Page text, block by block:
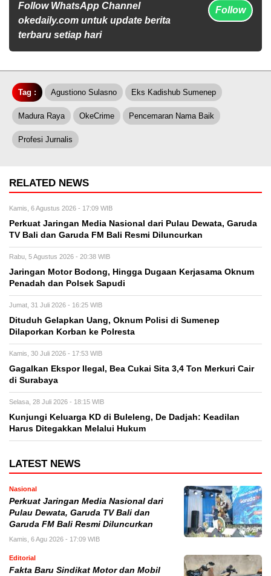
Follow WhatsApp Channel
okedaily.com untuk update berita
terbaru setiap hari
Follow
Tag : Agustiono Sulasno Eks Kadishub Sumenep
Madura Raya OkeCrime Pencemaran Nama Baik
Profesi Jurnalis
RELATED NEWS
Kamis, 6 Agustus 2026 - 17:09 WIB
Perkuat Jaringan Media Nasional dari Pulau Dewata, Garuda
TV Bali dan Garuda FM Bali Resmi Diluncurkan
Rabu, 5 Agustus 2026 - 20:38 WIB
Jaringan Motor Bodong, Hingga Dugaan Kerjasama Oknum
Penadah dan Polsek Sapudi
Jumat, 31 Juli 2026 - 16:25 WIB
Dituduh Gelapkan Uang, Oknum Polisi di Sumenep
Dilaporkan Korban ke Polresta
Kamis, 30 Juli 2026 - 17:53 WIB
Gagalkan Ekspor Ilegal, Bea Cukai Sita 3,4 Ton Merkuri Cair
di Surabaya
Selasa, 28 Juli 2026 - 18:15 WIB
Kunjungi Keluarga KD di Buleleng, De Dadjah: Keadilan
Harus Ditegakkan Melalui Hukum
LATEST NEWS
Nasional
Perkuat Jaringan Media Nasional dari
Pulau Dewata, Garuda TV Bali dan
Garuda FM Bali Resmi Diluncurkan
Kamis, 6 Agu 2026 - 17:09 WIB
Editorial
Fakta Baru Sindikat Motor dan Mobil